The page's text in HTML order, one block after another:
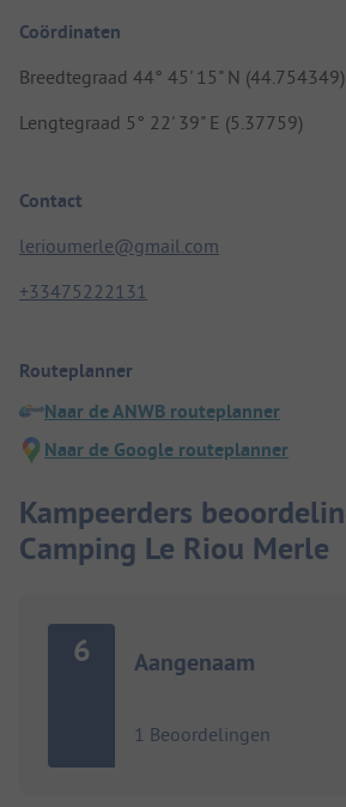
Coördinaten
Breedtegraad 44° 45' 15" N (44.754349)
Lengtegraad 5° 22' 39" E (5.37759)
Contact
lerioumerle@gmail.com
+33475222131
Routeplanner
Naar de ANWB routeplanner
Naar de Google routeplanner
Kampeerders
Camping Le Riou Merle
6 Aangenaam
1 Beoordelingen